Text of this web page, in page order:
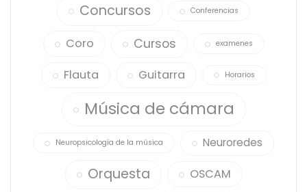
Concursos Conferencias
Coro Cursos examenes
Flauta Guitarra Horarios
Música de cámara
Neuropsicología de la música Neuroredes
Orquesta OSCAM